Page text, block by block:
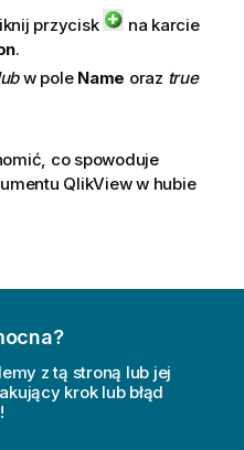
przycisk
na karcie
.
w pole Name oraz true
co spowoduje
QlikVieww hubie
z tą stroną lub jej
krok lub błąd